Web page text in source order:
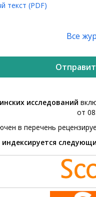
текст (PDF)
Все
исследований
от
в перечень